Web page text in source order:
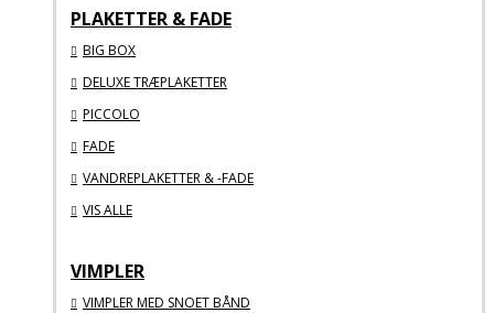
PLAKETTER & FADE
BIG BOX
DELUXE TRÆPLAKETTER
PICCOLO
FADE
VANDREPLAKETTER & -FADE
VIS ALLE
VIMPLER
VIMPLER MED SNOET BÅND